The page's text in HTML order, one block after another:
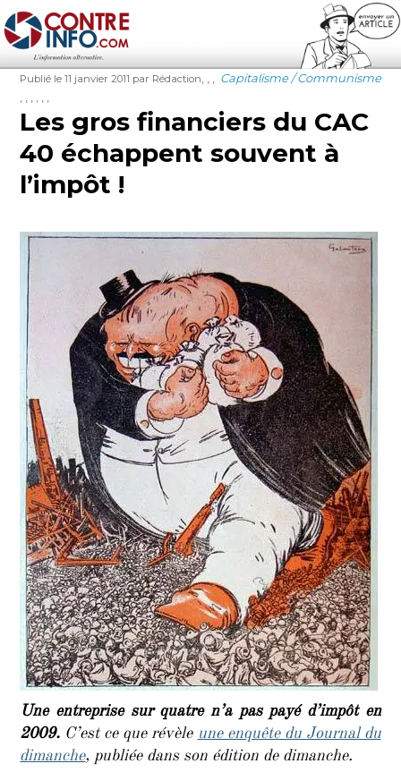
Contre-Info
Publié
Publié le 11 janvier 2011 Auteur
par Rédaction Catégories
Capitalisme / Communisme
Étiquettes
Les gros financiers du CAC
40 échappent souvent à
l’impôt !
Une entreprise sur quatre n’a pas payé d’impôt en
2009. C’est ce que révèleune enquête du Journal du
dimanche, publiée dans son édition de dimanche.